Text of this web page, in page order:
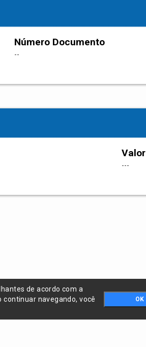
Número Documento
--
Valor
---
de acordo com a
continuar navegando, você
OK